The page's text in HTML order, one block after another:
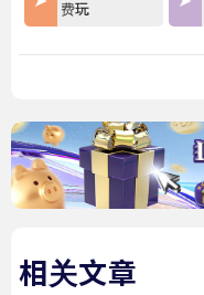
费玩
相关文章